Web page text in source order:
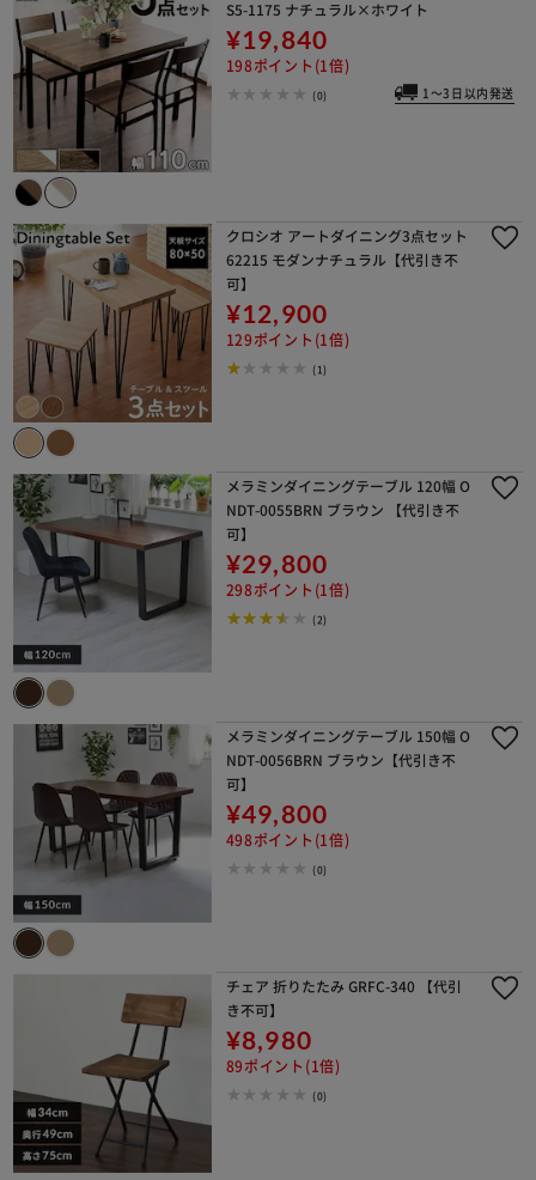
S5-1175 ナチュラル×ホワイト
¥19,840
198ポイント(1倍)
(0) 1～3日以内発送
クロシオ アートダイニング3点セット
62215 モダンナチュラル【代引き不
可】
¥12,900
129ポイント(1倍)
(1)
メラミンダイニングテーブル 120幅 O
NDT-0055BRN ブラウン 【代引き不
可】
¥29,800
298ポイント(1倍)
(2)
メラミンダイニングテーブル 150幅 O
NDT-0056BRN ブラウン【代引き不
可】
¥49,800
498ポイント(1倍)
(0)
チェア 折りたたみ GRFC-340 【代引
き不可】
¥8,980
89ポイント(1倍)
(0)